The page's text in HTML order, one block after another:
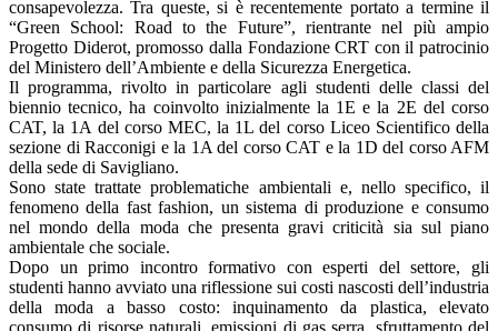
consapevolezza. Tra queste, si è recentemente portato a termine il
“Green School: Road to the Future”, rientrante nel più ampio
Progetto Diderot, promosso dalla Fondazione CRT con il patrocinio
del Ministero dell’Ambiente e della Sicurezza Energetica.
Il programma, rivolto in particolare agli studenti delle classi del
biennio tecnico, ha coinvolto inizialmente la 1E e la 2E del corso
CAT, la 1A del corso MEC, la 1L del corso Liceo Scientifico della
sezione di Racconigi e la 1A del corso CAT e la 1D del corso AFM
della sede di Savigliano.
Sono state trattate problematiche ambientali e, nello specifico, il
fenomeno della fast fashion, un sistema di produzione e consumo
nel mondo della moda che presenta gravi criticità sia sul piano
ambientale che sociale.
Dopo un primo incontro formativo con esperti del settore, gli
studenti hanno avviato una riflessione sui costi nascosti dell’industria
della moda a basso costo: inquinamento da plastica, elevato